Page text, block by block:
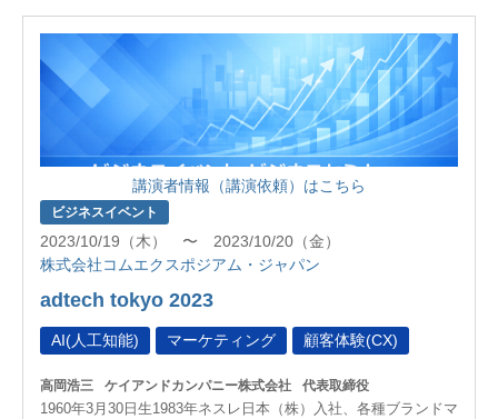
講演者情報（講演依頼）はこちら
ビジネスイベント
2023/10/19（木） 〜 2023/10/20（金）
株式会社コムエクスポジアム・ジャパン
adtech tokyo 2023
AI(人工知能) マーケティング 顧客体験(CX)
高岡浩三 ケイアンドカンパニー株式会社 代表取締役
1960年3月30日生1983年ネスレ日本（株）入社、各種ブランドマ